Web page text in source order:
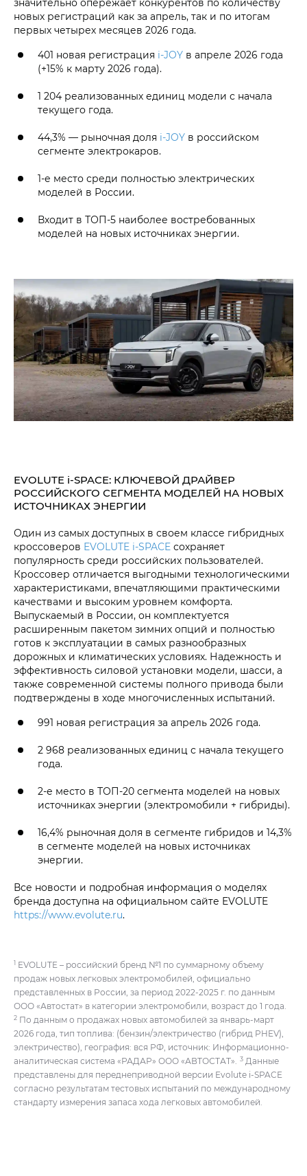
новых регистраций как за апрель, так и по итогам
первых четырех месяцев 2026 года.
401 новая регистрация i‑JOY в апреле 2026 года
(+15% к марту 2026 года).
1 204 реализованных единиц модели с начала
текущего года.
44,3% — рыночная доля i‑JOY в российском
сегменте электрокаров.
1-е место среди полностью электрических
моделей в России.
Входит в ТОП-5 наиболее востребованных
моделей на новых источниках энергии.
EVOLUTE i‑SPACE: КЛЮЧЕВОЙ ДРАЙВЕР
РОССИЙСКОГО СЕГМЕНТА МОДЕЛЕЙ НА НОВЫХ
ИСТОЧНИКАХ ЭНЕРГИИ
Один из самых доступных в своем классе гибридных
кроссоверов EVOLUTE i‑SPACE сохраняет
популярность среди российских пользователей.
Кроссовер отличается выгодными технологическими
характеристиками, впечатляющими практическими
качествами и высоким уровнем комфорта.
Выпускаемый в России, он комплектуется
расширенным пакетом зимних опций и полностью
готов к эксплуатации в самых разнообразных
дорожных и климатических условиях. Надежность и
эффективность силовой установки модели, шасси, а
также современной системы полного привода были
подтверждены в ходе многочисленных испытаний.
991 новая регистрация за апрель 2026 года.
2 968 реализованных единиц с начала текущего
года.
2-е место в ТОП-20 сегмента моделей на новых
источниках энергии (электромобили + гибриды).
16,4% рыночная доля в сегменте гибридов и 14,3%
в сегменте моделей на новых источниках
энергии.
Все новости и подробная информация о моделях
бренда доступна на официальном сайте EVOLUTE
https://www.evolute.ru.
1 EVOLUTE – российский бренд №1 по суммарному объему
продаж новых легковых электромобилей, официально
представленных в России, за период 2022-2025 г. по данным
ООО «Автостат» в категории электромобили, возраст до 1 года.
2 По данным о продажах новых автомобилей за январь-март
2026 года, тип топлива: (бензин/электричество (гибрид PHEV),
электричество), география: вся РФ, источник: Информационно-
аналитическая система «РАДАР» ООО «АВТОСТАТ». 3 Данные
представлены для переднеприводной версии Evolute i‑SPACE
согласно результатам тестовых испытаний по международному
стандарту измерения запаса хода легковых автомобилей.